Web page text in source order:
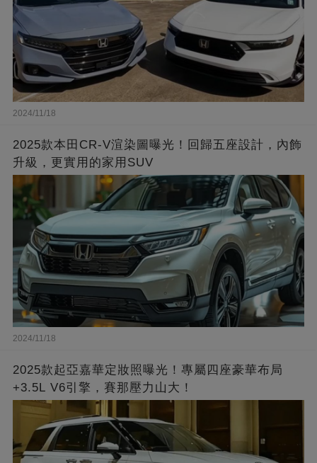
2024/11/18
2025款本田CR-V渲染圖曝光！回歸五座設計，內飾
升級，更實用的家用SUV
2024/11/18
2025款起亞嘉華定妝照曝光！專屬四座豪華布局
+3.5L V6引擎，賽那壓力山大！